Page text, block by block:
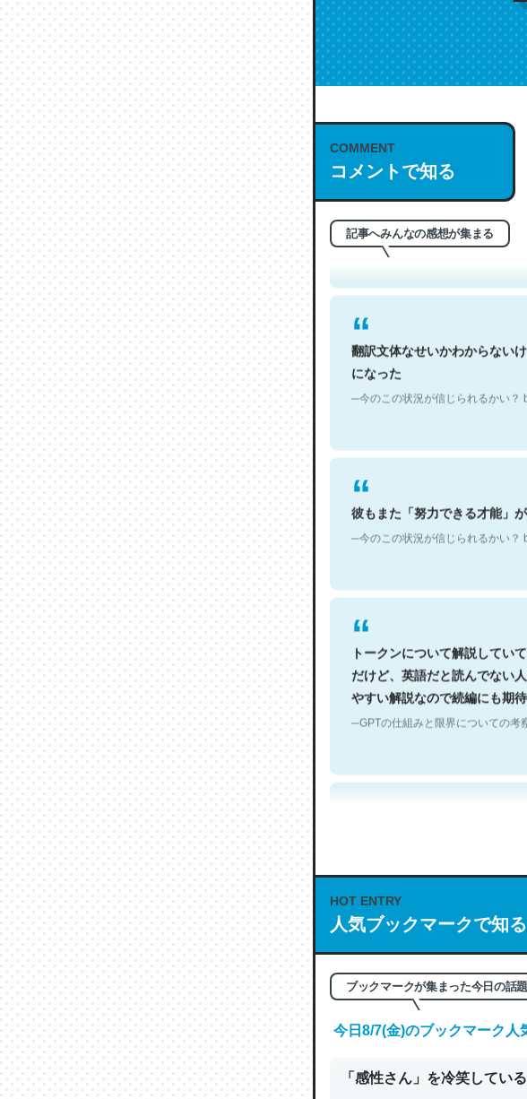
COMMENT
コメントで知る
記事へみんなの感想が集まる
これは名文。彼はとてもクレ
もお勧め。自分はこの流れ
翻訳文体なせいかわからない
になった
─今のこの状況が信じられるかい？
彼もまた「努力できる才能」が
─今のこの状況が信じられるかい？
トークンについて解説してい
だけど、英語だと読んでない
やすい解説なので続編にも期
─GPTの仕組みと限界についての考
これは良記事。32768トーク
の伏線」は回収されないけど
やすく強くなりそう
HOT ENTRY
人気ブックマークで知る
ブックマークが集まった今日の話
今日8/7(金)のブックマーク人
「感性さん」を冷笑してい